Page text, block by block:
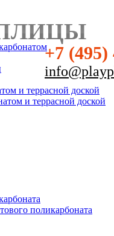
+7 (495)
и террасной доской
и террасной доской
поликарбоната